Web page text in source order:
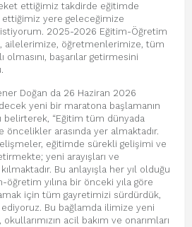
ettiğimiz takdirde eğitimde
yere geleceğimize
istiyorum. 2025-2026 Eğitim-Öğretim
ailelerimize, öğretmenlerimize, tüm
olmasını, başarılar getirmesini
Doğan da 26 Haziran 2026
yeni bir maratona başlamanın
belirterek, “Eğitim tüm dünyada
öncelikler arasında yer almaktadır.
eğitimde sürekli gelişimi ve
yeni arayışları ve
Bu anlayışla her yıl olduğu
öğretim yılına bir önceki yıla göre
için tüm gayretimizi sürdürdük,
Bu bağlamda ilimize yeni
acil bakım ve onarımları